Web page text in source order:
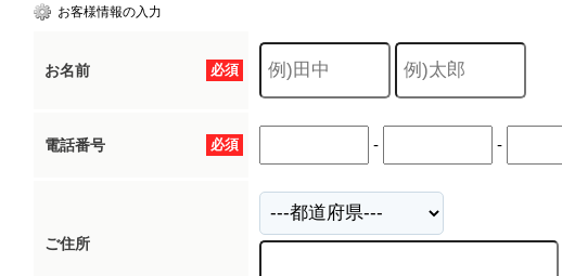
お客様情報の入力
必須
お名前
必須
電話番号 - -
ご住所